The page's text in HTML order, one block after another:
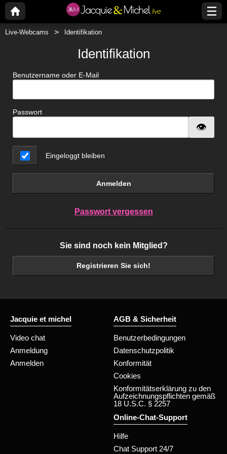
Live-Webcams Identifikation
Identifikation
Benutzername oder E-Mail
Passwort
Eingeloggt bleiben
Anmelden
Passwort vergessen
Sie sind noch kein Mitglied?
Registrieren Sie sich!
Jacquie et michel
Video chat
Anmeldung
Anmelden
AGB & Sicherheit
Benutzerbedingungen
Datenschutzpolitik
Konformität
Cookies
Konformitätserklärung zu den
Aufzeichnungspflichten gemäß
18 U.S.C. § 2257
Online-Chat-Support
Hilfe
Chat Support 24/7